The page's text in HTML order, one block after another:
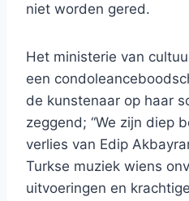
niet worden gered.
Het ministerie van
een
de kunstenaar op haar
zeggend; “We zijn diep
verlies van Edip
Turkse muziek wiens
uitvoeringen en